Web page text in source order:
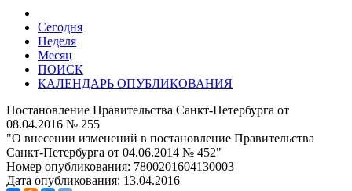
Сегодня
Неделя
Месяц
ПОИСК
КАЛЕНДАРЬ ОПУБЛИКОВАНИЯ
Постановление Правительства Санкт-Петербурга от
08.04.2016 № 255
"О внесении изменений в постановление Правительства
Санкт-Петербурга от 04.06.2014 № 452"
Номер опубликования: 7800201604130003
Дата опубликования: 13.04.2016